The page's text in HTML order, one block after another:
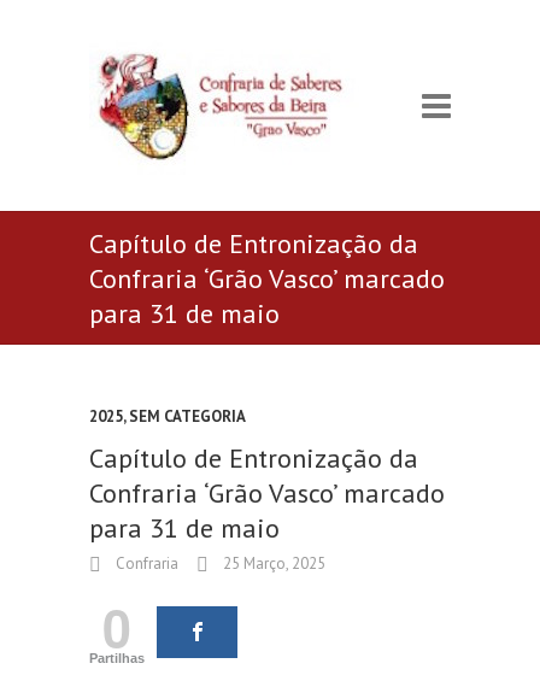
Capítulo de Entronização da
Confraria ‘Grão Vasco’ marcado
para 31 de maio
2025,SEM CATEGORIA
Capítulo de Entronização da
Confraria ‘Grão Vasco’ marcado
para 31 de maio
Confraria 25 Março, 2025
0
Partilhas